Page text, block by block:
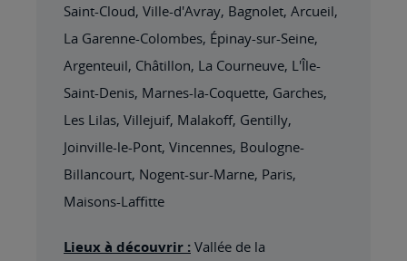
Saint-Cloud, Ville-d'Avray, Bagnolet, Arcueil,
La Garenne-Colombes, Épinay-sur-Seine,
Argenteuil, Châtillon, La Courneuve, L'Île-
Saint-Denis, Marnes-la-Coquette, Garches,
Les Lilas, Villejuif, Malakoff, Gentilly,
Joinville-le-Pont, Vincennes, Boulogne-
Billancourt, Nogent-sur-Marne, Paris,
Maisons-Laffitte
Lieux à découvrir : Vallée de la